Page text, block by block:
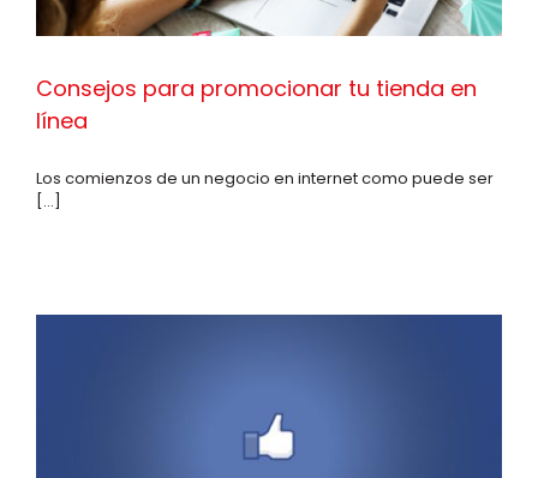
Consejos para promocionar tu tienda en
línea
Los comienzos de un negocio en internet como puede ser
[...]